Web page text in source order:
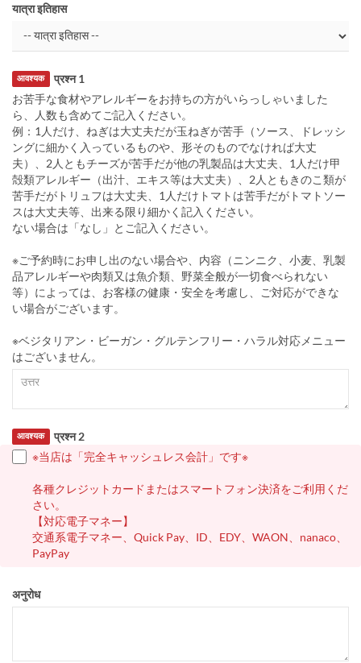
यात्रा इतिहास
प्रश्न 1
आवश्यक
お苦手な食材やアレルギーをお持ちの方がいらっしゃいました
ら、人数も含めてご記入ください。
例：1人だけ、ねぎは大丈夫だが玉ねぎが苦手（ソース、ドレッシ
ングに細かく入っているものや、形そのものでなければ大丈
夫）、2人ともチーズが苦手だが他の乳製品は大丈夫、1人だけ甲
殻類アレルギー（出汁、エキス等は大丈夫）、2人ともきのこ類が
苦手だがトリュフは大丈夫、1人だけトマトは苦手だがトマトソー
スは大丈夫等、出来る限り細かく記入ください。
ない場合は「なし」とご記入ください。
※ご予約時にお申し出のない場合や、内容（ニンニク、小麦、乳製
品アレルギーや肉類又は魚介類、野菜全般が一切食べられない
等）によっては、お客様の健康・安全を考慮し、ご対応ができな
い場合がございます。
※ベジタリアン・ビーガン・グルテンフリー・ハラル対応メニュー
はございません。
प्रश्न 2
आवश्यक
※当店は「完全キャッシュレス会計」です※
各種クレジットカードまたはスマートフォン決済をご利用くだ
さい。
【対応電子マネー】
交通系電子マネー、Quick Pay、ID、EDY、WAON、nanaco、
PayPay
अनुरोध